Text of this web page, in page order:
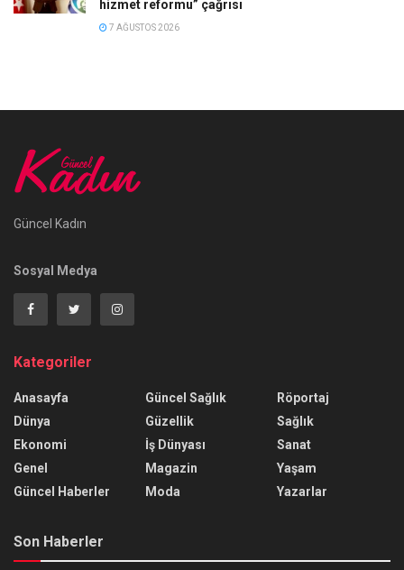
hizmet reformu” çağrısı
7 AĞUSTOS 2026
Güncel Kadın
Sosyal Medya
Kategoriler
Anasayfa
Dünya
Ekonomi
Genel
Güncel Haberler
Güncel Sağlık
Güzellik
İş Dünyası
Magazin
Moda
Röportaj
Sağlık
Sanat
Yaşam
Yazarlar
Son Haberler